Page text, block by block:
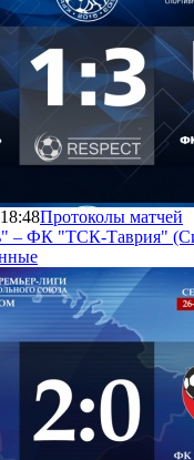
Протоколы матчей
– ФК "ТСК-Таврия"